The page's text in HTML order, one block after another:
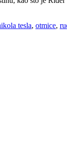
tesla, otmice,